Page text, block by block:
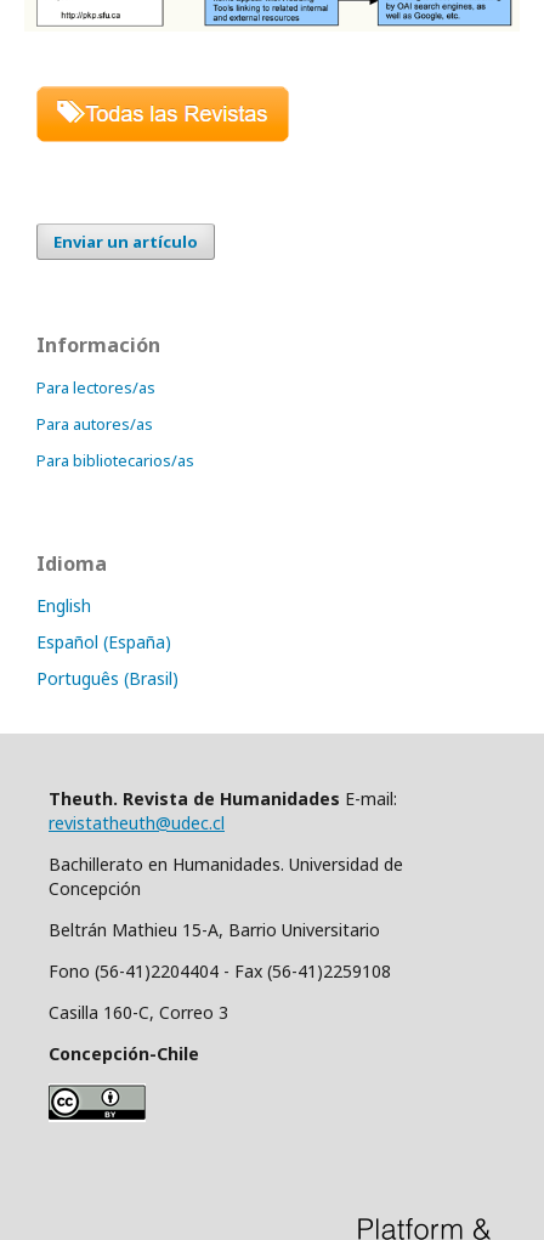
Enviar un artículo
Información
Para lectores/as
Para autores/as
Para bibliotecarios/as
Idioma
English
Español (España)
Português (Brasil)
Theuth. Revista de Humanidades E-mail:
revistatheuth@udec.cl
Bachillerato en Humanidades. Universidad de
Concepción
Beltrán Mathieu 15-A, Barrio Universitario
Fono (56-41)2204404 - Fax (56-41)2259108
Casilla 160-C, Correo 3
Concepción-Chile